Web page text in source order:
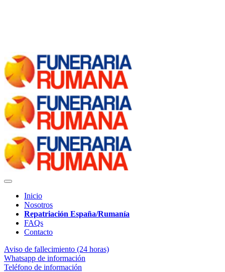
Inicio
Nosotros
Repatriación España/Rumanía
FAQs
Contacto
Aviso de fallecimiento (24 horas)
Whatsapp de información
Teléfono de información